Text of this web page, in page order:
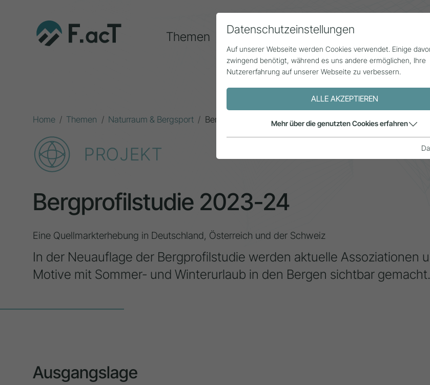
Themen Alle Beiträge Statistik
Home Themen Naturraum & Bergsport Bergprofilstudie 2023-24
PROJEKT
Bergprofilstudie 2023-24
Eine Quellmarkterhebung in Deutschland, Österreich und der Schweiz
In der Neuauflage der Bergprofilstudie werden aktuelle Assoziationen
Motive mit Sommer- und Winterurlaub in den Bergen sichtbar gemacht.
Ausgangslage
Datenschutzeinstellungen
Auf unserer Webseite werden Cookies verwendet. Einige
zwingend benötigt, während es uns andere ermöglichen, Ihre
Nutzererfahrung auf unserer Webseite zu verbessern.
ALLE AKZEPTIEREN
Mehr über die genutzten Cookies erfahren